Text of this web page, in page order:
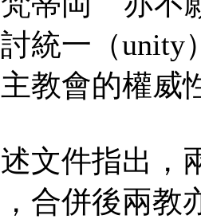
統一（unity
教會的權威
文件指出，
合併後兩教